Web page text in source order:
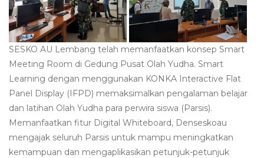
SESKO AU Lembang telah memanfaatkan konsep Smart
Meeting Room di Gedung Pusat Olah Yudha. Smart
Learning dengan menggunakan KONKA Interactive Flat
Panel Display (IFPD) memaksimalkan pengalaman belajar
dan latihan Olah Yudha para perwira siswa (Parsis).
Memanfaatkan fitur Digital Whiteboard, Denseskoau
mengajak seluruh Parsis untuk mampu meningkatkan
kemampuan dan mengaplikasikan petunjuk-petunjuk